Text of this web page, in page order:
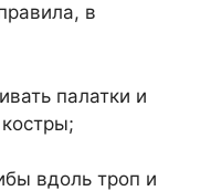
в
палатки и
вдоль троп и